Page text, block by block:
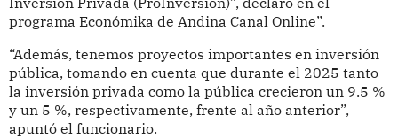
programa Económika de Andina Canal Online”.
“Además, tenemos proyectos importantes en inversión
pública, tomando en cuenta que durante el 2025 tanto
la inversión privada como la pública crecieron un 9.5 %
y un 5 %, respectivamente, frente al año anterior”,
apuntó el funcionario.